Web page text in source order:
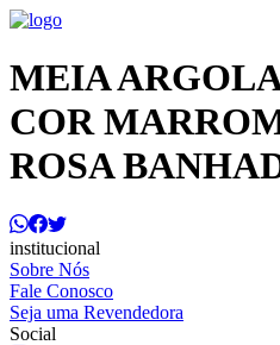
MEIA
COR
ROSA
institucional
Sobre Nós
Fale Conosco
Seja uma Revendedora
Social